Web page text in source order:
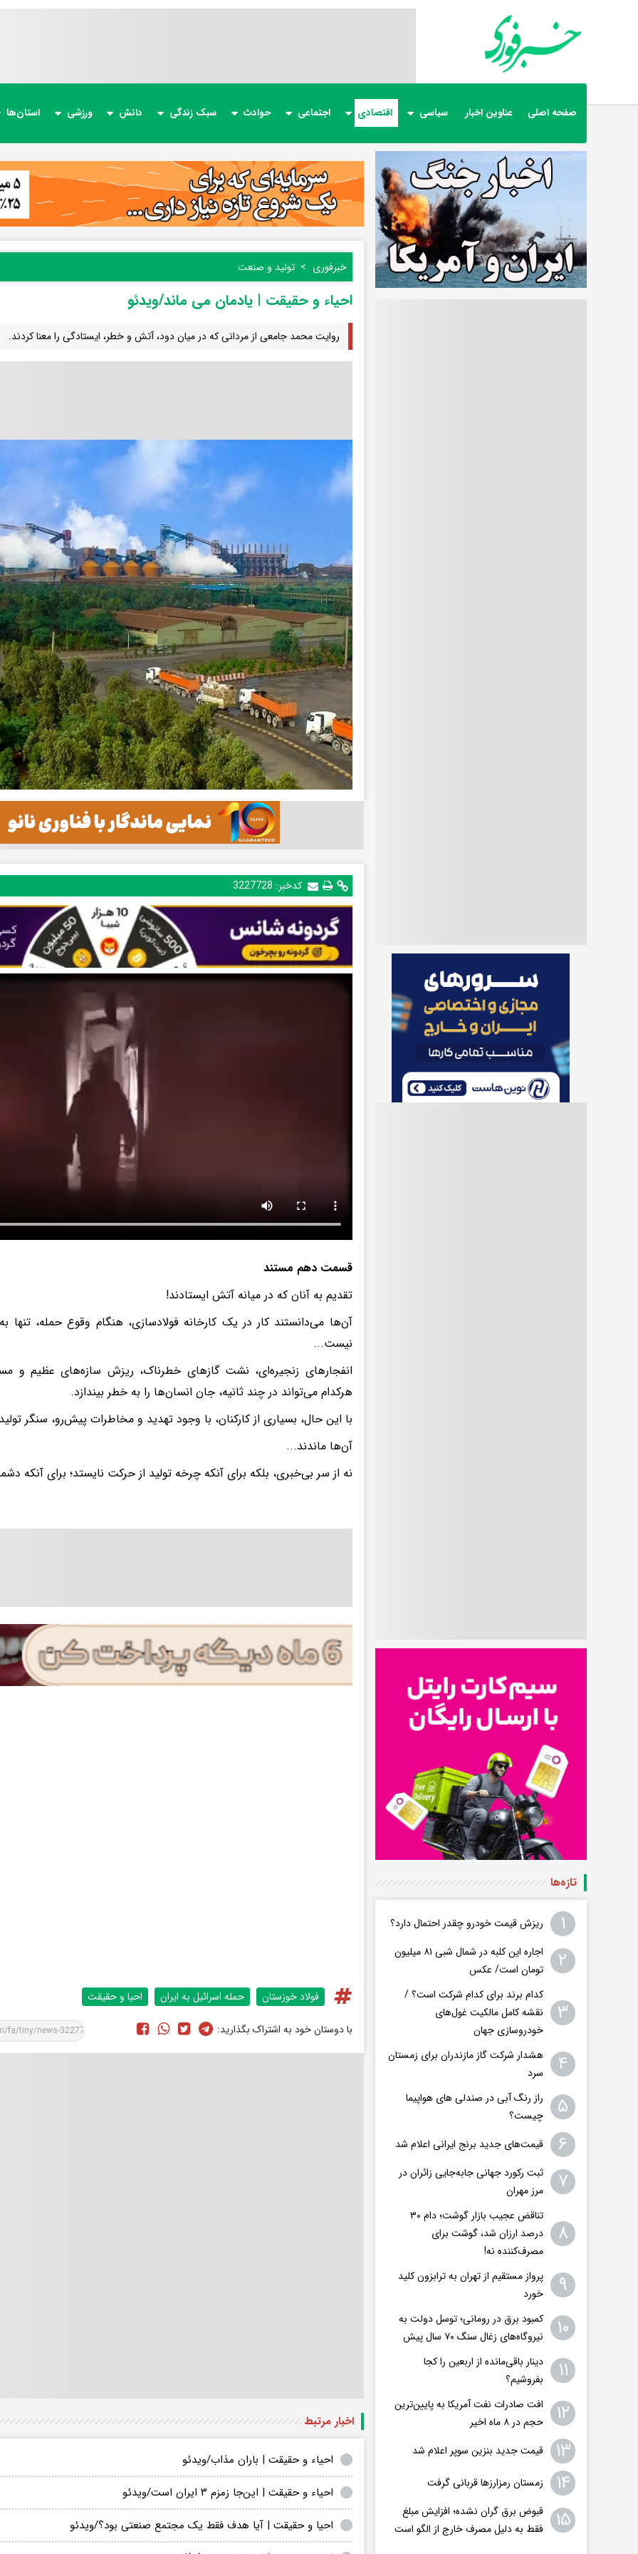
صفحه اصلی عناوین اخبار سیاسی اقتصادی اجتماعی حوادث سبک زندگی دانش ورزشی استان‌ها
خبرفوری تولید و صنعت
احیاء و حقیقت | یادمان می ماند/ویدئو
روایت محمد جامعی از مردانی که در میان دود، آتش و خطر، ایستادگی را معنا کردند.
کدخبر: 3227728
قسمت دهم مستند
تقدیم به آنان که در میانه آتش ایستادند!
آن‌ها می‌دانستند کار در یک کارخانه فولادسازی، هنگام وقوع حمله، تنها
نیست...
انفجارهای زنجیره‌ای، نشت گازهای خطرناک، ریزش سازه‌های عظیم و
هرکدام می‌تواند در چند ثانیه، جان انسان‌ها را به خطر بیندازد.
با این حال، بسیاری از کارکنان، با وجود تهدید و مخاطرات پیش‌رو، سنگر
آن‌ها ماندند...
نه از سر بی‌خبری، بلکه برای آنکه چرخه تولید از حرکت نایستد؛ برای آنکه
فولاد خوزستان حمله اسرائیل به ایران احیا و حقیقت
با دوستان خود به اشتراک بگذارید:
اخبار مرتبط
احیاء و حقیقت | باران مذاب/ویدئو
احیاء و حقیقت | این‌جا زمزم ۳ ایران است/ویدئو
احیا و حقیقت | آیا هدف فقط یک مجتمع صنعتی بود؟/ویدئو
تازه‌ها
۱ ریزش قیمت خودرو چقدر احتمال دارد؟
۲
اجاره این کلبه در شمال شبی ۸۱ میلیون
تومان است/ عکس
۳
کدام برند برای کدام شرکت است؟ /
نقشه کامل مالکیت غول‌های
خودروسازی جهان
۴
هشدار شرکت گاز مازندران برای زمستان
سرد
۵
راز رنگ آبی در صندلی های هواپیما
چیست؟
۶ قیمت‌های جدید برنج ایرانی اعلام شد
۷
ثبت رکورد جهانی جابه‌جایی زائران در
مرز مهران
۸
تناقض عجیب بازار گوشت؛ دام ۳۰
درصد ارزان شد، گوشت برای
مصرف‌کننده نه!
۹
پرواز مستقیم از تهران به ترابزون کلید
خورد
۱۰
کمبود برق در رومانی؛ توسل دولت به
نیروگاه‌های زغال سنگ ۷۰ سال پیش
۱۱
دینار باقی‌مانده از اربعین را کجا
بفروشیم؟
۱۲
افت صادرات نفت آمریکا به پایین‌ترین
حجم در ۸ ماه اخیر
۱۳ قیمت جدید بنزین سوپر اعلام شد
۱۴ زمستان رمزارزها قربانی گرفت
۱۵
قبوض برق گران نشده؛ افزایش مبلغ
فقط به دلیل مصرف خارج از الگو است